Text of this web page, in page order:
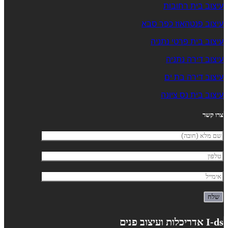
עיצוב בית רחובות
עיצוב פנטהאוז כפר סבא
עיצוב בית פרטי נתניה
עיצוב דירה נתניה
עיצוב דירה בת ים
עיצוב בית נס ציונה
צרו קשר
I-ds אדריכלות ועיצוב פנים